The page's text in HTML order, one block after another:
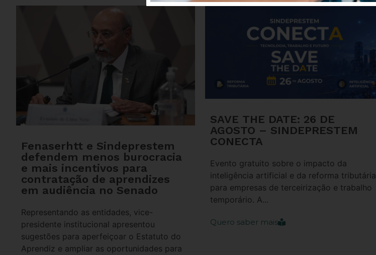
Fenaserhtt e Sindeprestem
defendem menos burocracia
e mais incentivos para
contratação de aprendizes
em audiência no Senado
Representando as entidades, vice-
presidente institucional apresentou
sugestões para aperfeiçoar o Estatuto do
Aprendiz e ampliar as oportunidades para
SAVE THE DATE: 26 DE
AGOSTO – SINDEPRESTEM
CONECTA
Evento gratuito sobre o impacto da
inteligência artificial e da reforma tributária
para empresas de terceirização e trabalho
temporário. A...
Quero saber mais